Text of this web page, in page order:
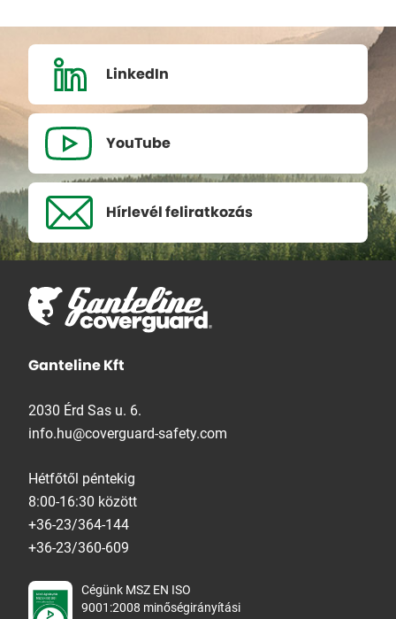
LinkedIn
YouTube
Hírlevél feliratkozás
Ganteline Kft
2030 Érd Sas u. 6.
info.hu@coverguard-safety.com
Hétfőtől péntekig
8:00-16:30 között
+36-23/364-144
+36-23/360-609
Cégünk MSZ EN ISO
9001:2008 minőségirányítási